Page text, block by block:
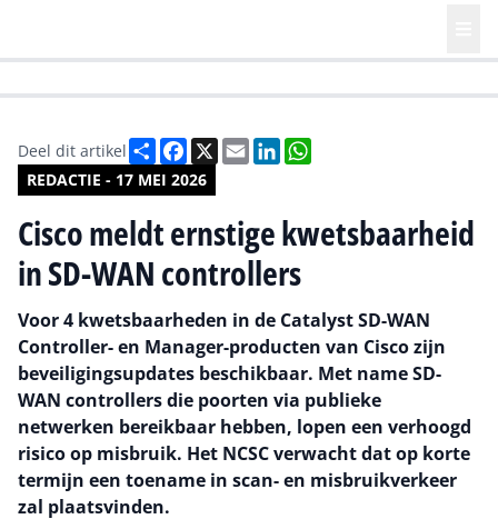
REDACTIE - 17 MEI 2026
Deel dit artikel DeelFacebook
X EmailLinkedIn
Cisco meldt ernstige kwetsbaarheid
in SD-WAN controllers
Voor 4 kwetsbaarheden in de Catalyst SD-WAN
Controller- en Manager-producten van Cisco zijn
beveiligingsupdates beschikbaar. Met name SD-
WAN controllers die poorten via publieke
netwerken bereikbaar hebben, lopen een verhoogd
risico op misbruik. Het NCSC verwacht dat op korte
termijn een toename in scan- en misbruikverkeer
zal plaatsvinden.